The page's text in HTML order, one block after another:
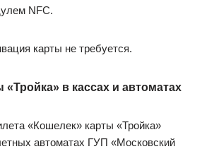
NFC.
карты не требуется.
в кассах и автоматах
«Кошелек» карты «Тройка»
автоматах ГУП «Московский